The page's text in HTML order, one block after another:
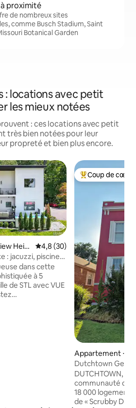
proximité
de nombreux sites
comme Busch Stadium, Saint
Botanical Garden
: locations avec petit
les mieux notées
: ces locations avec petit
très bien notées pour leur
propreté et bien plus encore.
Heig
Évaluation moyenne sur la
4,8 (30)
: jacuzzi, piscine,
dans cette
à 5
de STL avec VUE
de gamme
Coups de cœur
Coup de cœur
Appartement ⋅
Dutchtown Gem
d'Arch
DUTCHTOWN, la
communauté de
18 000 logements. Connue sous le
de « Scrubby